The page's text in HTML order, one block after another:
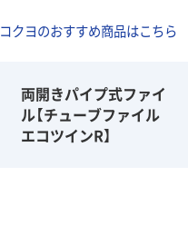
コクヨのおすすめ商品はこちら
両開きパイプ式ファイ
ル【チューブファイル
エコツインR】